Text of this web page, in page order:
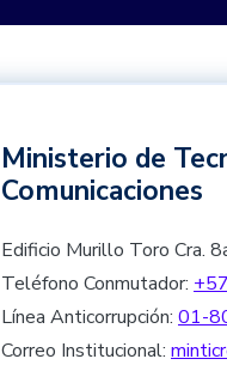
Ministerio de
Comunicaciones
Edificio Murillo Toro Cra.
Teléfono Conmutador:
Línea Anticorrupción: 01-
Correo Institucional: